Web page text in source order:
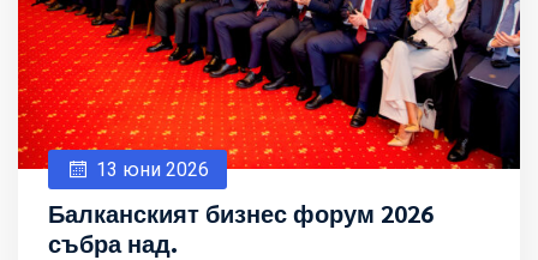
13 юни 2026
Балканският бизнес форум 2026
събра над.